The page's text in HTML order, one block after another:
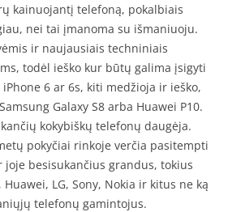
kainuojantį telefoną, pokalbiais
nei tai įmanoma su išmaniuoju.
ir naujausiais techniniais
todėl ieško kur būtų galima įsigyti
6 ar 6s, kiti medžioja ir ieško,
Galaxy S8 arba Huawei P10.
kokybiškų telefonų daugėja.
pokyčiai rinkoje verčia pasitempti
besisukančius grandus, tokius
LG, Sony, Nokia ir kitus ne ką
telefonų gamintojus.